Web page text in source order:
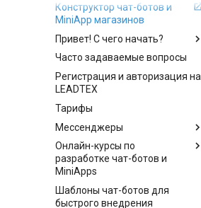
Конструктор чат-ботов и
MiniApp магазинов
Привет! С чего начать?
Вход и регистрация
Как создать бота
Создание бота с помощью
AI-генератора
Самостоятельное создание
бота
Настройки
Настройки аккаунта
Безопасность аккаунта
Оплата
Оплата токенов
Сценарий бота
Часто задаваемые вопросы
Регистрация и авторизация на
LEADTEX
Тарифы
Мессенджеры
Telegram
Подключение Telegram
Прямые ссылки на
дополнительные сценарии
Whatsapp
Подключение WhatsApp
Запуск бота только по
VK
Подключение VK
MAX
Онлайн-курсы по
разработке чат-ботов и
MiniApps
Бесплатный курс по
созданию чат-ботов и мини-
Шаблоны чат-ботов для
быстрого внедрения